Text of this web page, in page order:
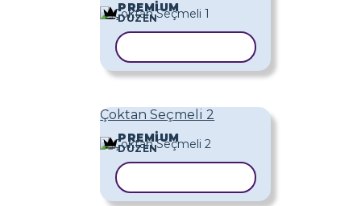
PREMIUM
DÜZEN
Çoktan Seçmeli 2
PREMIUM
DÜZEN